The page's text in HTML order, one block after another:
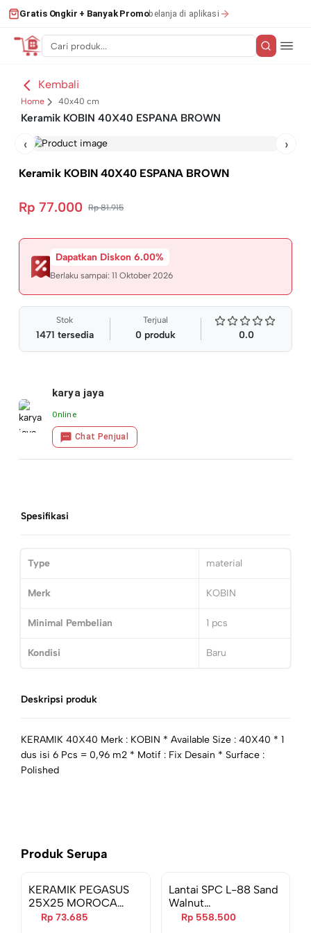
Gratis Ongkir + Banyak Promobelanja di aplikasi
Kembali
Home 40x40 cm
Keramik KOBIN 40X40 ESPANA BROWN
‹ ›
Keramik KOBIN 40X40 ESPANA BROWN
Rp 77.000 Rp 81.915
Dapatkan Diskon 6.00%
Berlaku sampai: 11 Oktober 2026
Stok
1471 tersedia
Terjual
0 produk 0.0
karya jaya
Online
Chat Penjual
Spesifikasi
Type material
Merk KOBIN
Minimal Pembelian 1 pcs
Kondisi Baru
Deskripsi produk
KERAMIK 40X40 Merk : KOBIN * Available Size : 40X40 * 1
dus isi 6 Pcs = 0,96 m2 * Motif : Fix Desain * Surface :
Polished
Produk Serupa
KERAMIK PEGASUS
25X25 MOROCA
BROWN 56118
Rp 73.685
Lantai SPC L-88 Sand
Walnut
1220x182x5,5mm
Rp 558.500